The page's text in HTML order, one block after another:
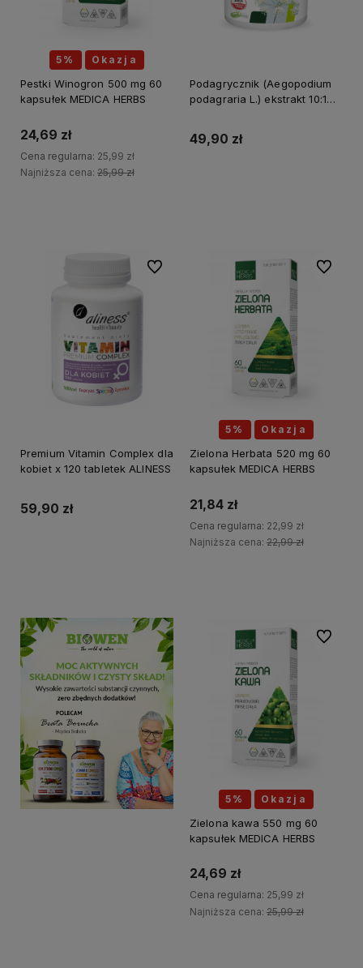
5% Okazja
Pestki Winogron 500 mg 60
kapsułek MEDICA HERBS
24,69 zł
Cena regularna: 25,99 zł
Najniższa cena: 25,99 zł
Podagrycznik (Aegopodium
podagraria L.) ekstrakt 10:1
49,90 zł
Premium Vitamin Complex dla
kobiet x 120 tabletek ALINESS
59,90 zł
Do ulubionych
5% Okazja
Zielona Herbata 520 mg 60
kapsułek MEDICA HERBS
21,84 zł
Cena regularna: 22,99 zł
Najniższa cena: 22,99 zł
Do
5% Okazja
Zielona kawa 550 mg 60
kapsułek MEDICA HERBS
24,69 zł
Cena regularna: 25,99 zł
Najniższa cena: 25,99 zł
Do